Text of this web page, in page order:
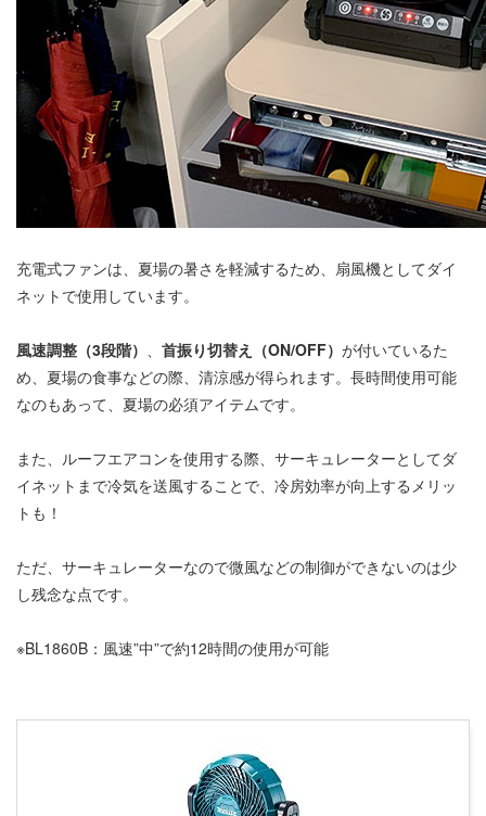
充電式ファンは、夏場の暑さを軽減するため、扇風機としてダイ
ネットで使用しています。
風速調整（3段階） 、 首振り切替え（ON/OFF） が付いているた
め、夏場の食事などの際、清涼感が得られます。長時間使用可能
なのもあって、夏場の必須アイテムです。
また、ルーフエアコンを使用する際、サーキュレーターとしてダ
イネットまで冷気を送風することで、冷房効率が向上するメリッ
トも！
ただ、サーキュレーターなので微風などの制御ができないのは少
し残念な点です。
※BL1860B：風速”中”で約12時間の使用が可能